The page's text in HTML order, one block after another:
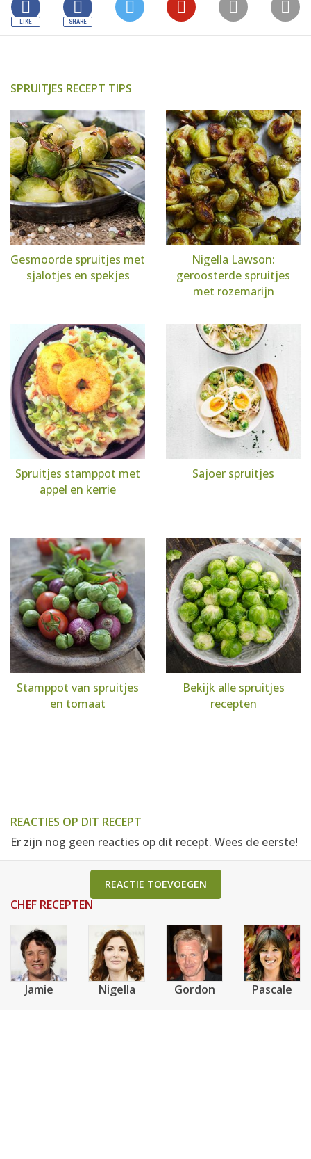
SPRUITJES RECEPT TIPS
Gesmoorde spruitjes met
sjalotjes en spekjes
Nigella Lawson:
geroosterde spruitjes
met rozemarijn
Spruitjes stamppot met
appel en kerrie
Sajoer spruitjes
Stamppot van spruitjes
en tomaat
Bekijk alle spruitjes
recepten
REACTIES OP DIT RECEPT
Er zijn nog geen reacties op dit recept. Wees de eerste!
REACTIE TOEVOEGEN
CHEF RECEPTEN
Jamie Nigella Gordon Pascale